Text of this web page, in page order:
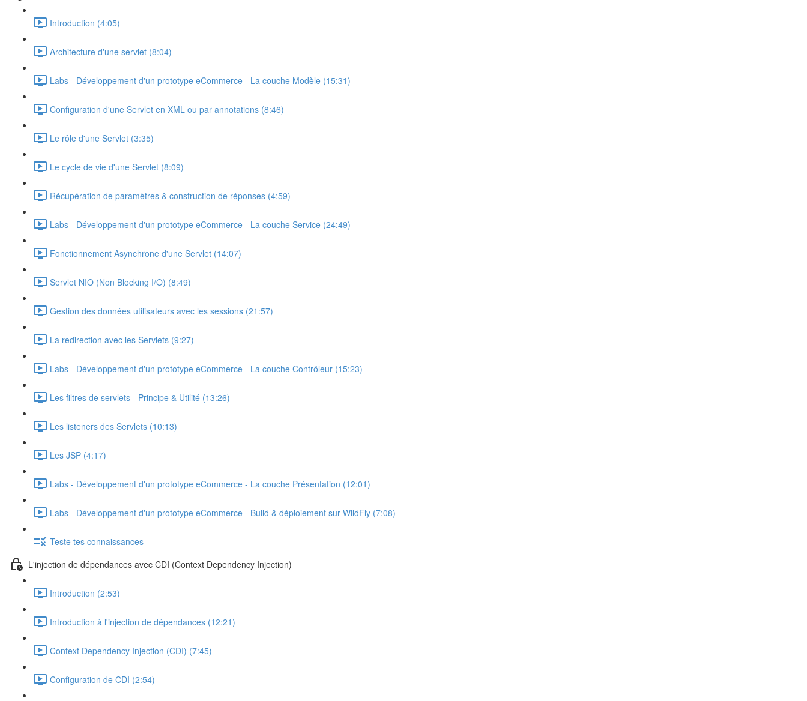
Introduction (4:05)
Architecture d'une servlet (8:04)
Labs - Développement d'un prototype eCommerce - La couche Modèle (15:31)
Configuration d'une Servlet en XML ou par annotations (8:46)
Le rôle d'une Servlet (3:35)
Le cycle de vie d'une Servlet (8:09)
Récupération de paramètres & construction de réponses (4:59)
Labs - Développement d'un prototype eCommerce - La couche Service (24:49)
Fonctionnement Asynchrone d'une Servlet (14:07)
Servlet NIO (Non Blocking I/O) (8:49)
Gestion des données utilisateurs avec les sessions (21:57)
La redirection avec les Servlets (9:27)
Labs - Développement d'un prototype eCommerce - La couche Contrôleur (15:23)
Les filtres de servlets - Principe & Utilité (13:26)
Les listeners des Servlets (10:13)
Les JSP (4:17)
Labs - Développement d'un prototype eCommerce - La couche Présentation (12:01)
Labs - Développement d'un prototype eCommerce - Build & déploiement sur WildFly (7:08)
Teste tes connaissances
L'injection de dépendances avec CDI (Context Dependency Injection)
Introduction (2:53)
Introduction à l'injection de dépendances (12:21)
Context Dependency Injection (CDI) (7:45)
Configuration de CDI (2:54)